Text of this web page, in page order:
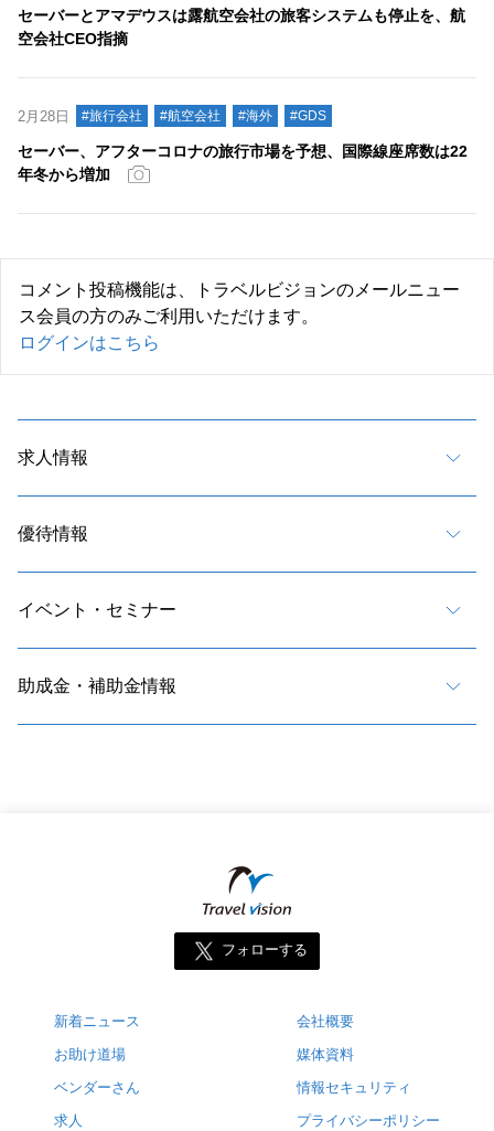
セーバーとアマデウスは露航空会社の旅客システムも停止を、航
空会社CEO指摘
2月28日 #旅行会社 #航空会社 #海外 #GDS
セーバー、アフターコロナの旅行市場を予想、国際線座席数は22
年冬から増加
コメント投稿機能は、トラベルビジョンのメールニュー
ス会員の方のみご利用いただけます。
ログインはこちら
求人情報
優待情報
イベント・セミナー
助成金・補助金情報
フォローする
新着ニュース
お助け道場
ベンダーさん
求人
会社概要
媒体資料
情報セキュリティ
プライバシーポリシー